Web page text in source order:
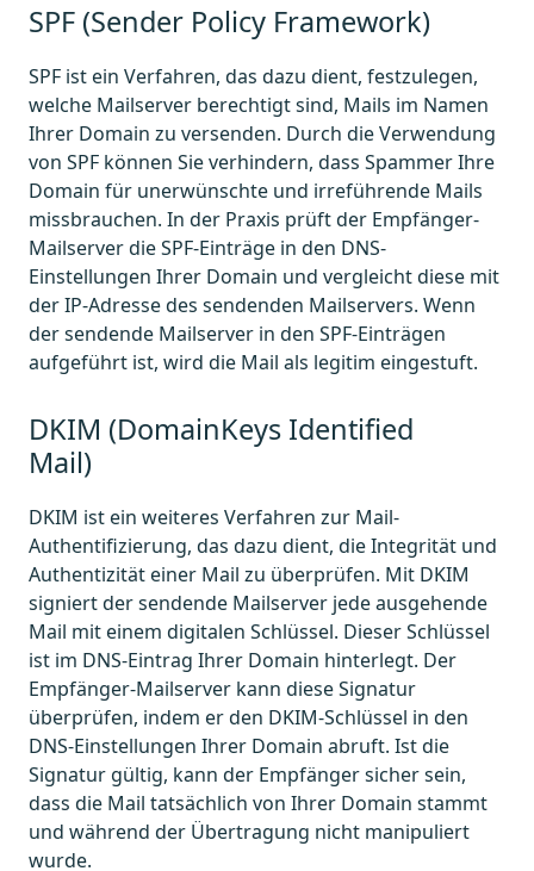
SPF (Sender Policy Framework)
SPF ist ein Verfahren, das dazu dient, festzulegen,
welche Mailserver berechtigt sind, Mails im Namen
Ihrer Domain zu versenden. Durch die Verwendung
von SPF können Sie verhindern, dass Spammer Ihre
Domain für unerwünschte und irreführende Mails
missbrauchen. In der Praxis prüft der Empfänger-
Mailserver die SPF-Einträge in den DNS-
Einstellungen Ihrer Domain und vergleicht diese mit
der IP-Adresse des sendenden Mailservers. Wenn
der sendende Mailserver in den SPF-Einträgen
aufgeführt ist, wird die Mail als legitim eingestuft.
DKIM (DomainKeys Identified
Mail)
DKIM ist ein weiteres Verfahren zur Mail-
Authentifizierung, das dazu dient, die Integrität und
Authentizität einer Mail zu überprüfen. Mit DKIM
signiert der sendende Mailserver jede ausgehende
Mail mit einem digitalen Schlüssel. Dieser Schlüssel
ist im DNS-Eintrag Ihrer Domain hinterlegt. Der
Empfänger-Mailserver kann diese Signatur
überprüfen, indem er den DKIM-Schlüssel in den
DNS-Einstellungen Ihrer Domain abruft. Ist die
Signatur gültig, kann der Empfänger sicher sein,
dass die Mail tatsächlich von Ihrer Domain stammt
und während der Übertragung nicht manipuliert
wurde.